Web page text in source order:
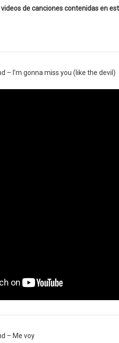
de canciones contenidas en
– I’m gonna miss you (like the devil)
– Me voy